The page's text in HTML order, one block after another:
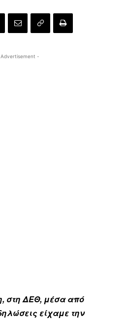
-
στη ΔΕΘ, μέσα από
είχαμε την